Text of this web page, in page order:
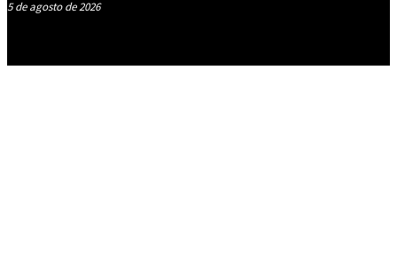
5 de agosto de 2026